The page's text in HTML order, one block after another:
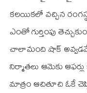
కలయికలో వచ్చిన
ఎంతో గుర్తింపు
చాలామంది షాక్ అవ్వడమే
నిర్మాతలు ఆమెకు
మాత్రం ఆచితూచి ఓకే